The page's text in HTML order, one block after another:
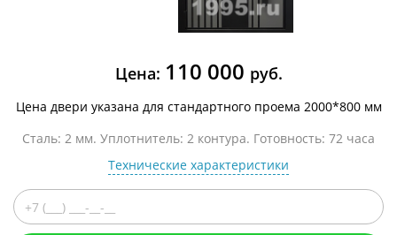
Цена: 110 000 руб.
Цена двери указана для стандартного проема 2000*800 мм
Сталь: 2 мм. Уплотнитель: 2 контура. Готовность: 72 часа
Технические характеристики